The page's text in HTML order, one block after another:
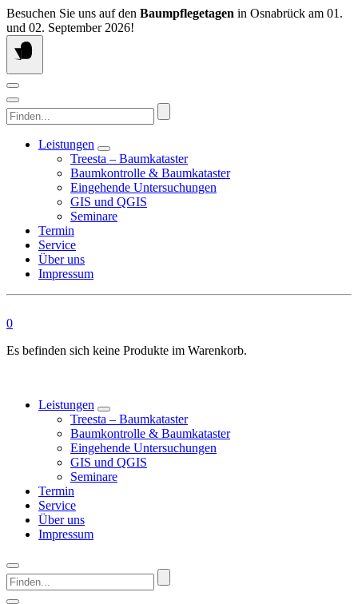
Springen
Sie
zum
Inhalt
Besuchen Sie uns auf den Baumpflegetagen in Osnabrück am 01.
und 02. September 2026!
Finden...
Leistungen
Treesta – Baumkataster
Baumkontrolle & Baumkataster
Eingehende Untersuchungen
GIS und QGIS
Seminare
Termin
Service
Über uns
Impressum
0
Es befinden sich keine Produkte im Warenkorb.
Leistungen
Treesta – Baumkataster
Baumkontrolle & Baumkataster
Eingehende Untersuchungen
GIS und QGIS
Seminare
Termin
Service
Über uns
Impressum
Finden...